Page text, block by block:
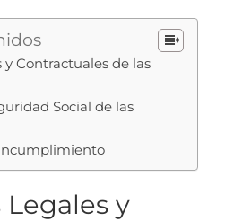
Contractuales de las
Social de las
y